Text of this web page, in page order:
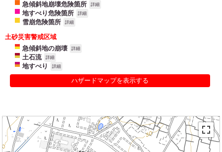
急傾斜地崩壊危険箇所 詳細
地すべり危険箇所 詳細
雪崩危険箇所 詳細
土砂災害警戒区域
急傾斜地の崩壊
詳細
土石流 詳細
地すべり 詳細
ハザードマップを表示する